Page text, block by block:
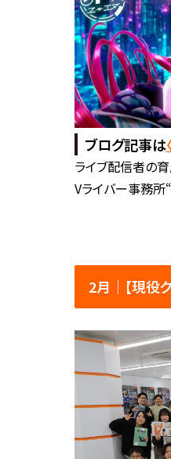
ブログ記事は
ライブ配信者の
Vライバー事務所
2月│【現役